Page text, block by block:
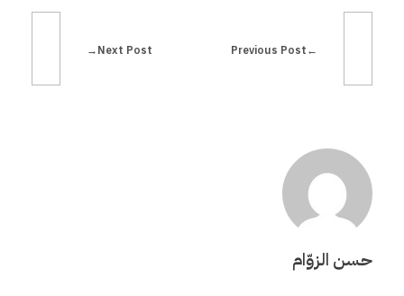
ل
ق
ة
ا
Previous Post
Next Post
حسن الزوّام